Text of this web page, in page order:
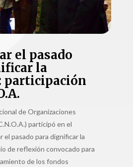
el pasado
la
participación
de Organizaciones
participó en el
el pasado para dignificar la
de reflexión convocado para
de los fondos